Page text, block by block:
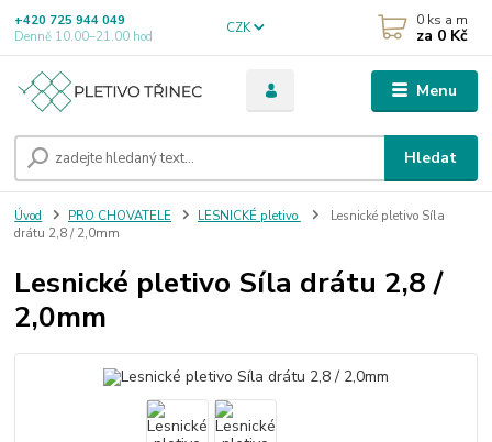
Menu
CZK
Hledat
+420 725 944 049
Denně 10.00–21.00 hod
0 ks a m
za 0 Kč
Úvod PRO CHOVATELE LESNICKÉ pletivo
Lesnické pletivo Síla
drátu 2,8 / 2,0mm
Lesnické pletivo Síla drátu 2,8 /
2,0mm